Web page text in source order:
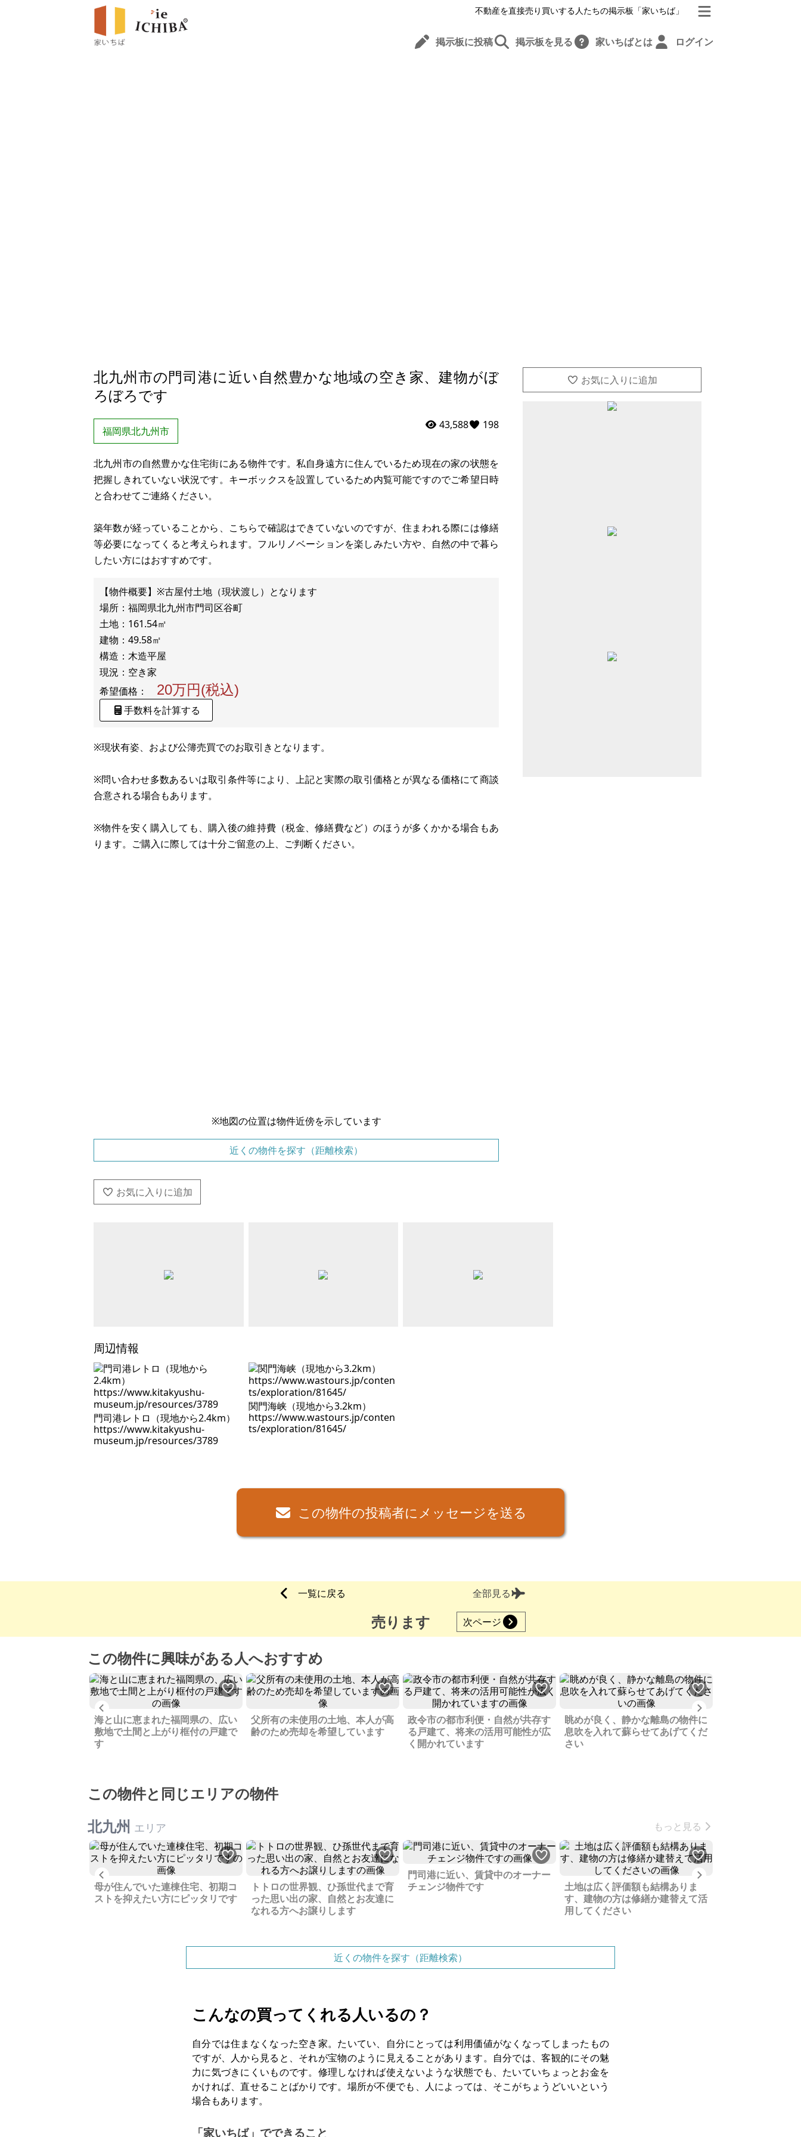
不動産を直接売り買いする人たちの掲示板「家いちば」
掲示板に投稿 掲示板を見る 家いちばとは ログイン
北九州市の門司港に近い自然豊かな地域の空き家、建物がぼ
ろぼろです
福岡県北九州市 43,588 198
北九州市の自然豊かな住宅街にある物件です。私自身遠方に住んでいるため現在の家の状態を
把握しきれていない状況です。キーボックスを設置しているため内覧可能ですのでご希望日時
と合わせてご連絡ください。
築年数が経っていることから、こちらで確認はできていないのですが、住まわれる際には修繕
等必要になってくると考えられます。フルリノベーションを楽しみたい方や、自然の中で暮ら
したい方にはおすすめです。
【物件概要】※古屋付土地（現状渡し）となります
場所：福岡県北九州市門司区谷町
土地：161.54㎡
建物：49.58㎡
構造：木造平屋
希望価格：
20万円(税込)
手数料を計算する
※現状有姿、および公簿売買でのお取引きとなります。
※問い合わせ多数あるいは取引条件等により、上記と実際の取引価格とが異なる価格にて商談
合意される場合もあります。
※物件を安く購入しても、購入後の維持費（税金、修繕費など）のほうが多くかかる場合もあ
ります。ご購入に際しては十分ご留意の上、ご判断ください。
※地図の位置は物件近傍を示しています
近くの物件を探す（距離検索）
周辺情報
門司港レトロ（現地から2.4km）
https://www.kitakyushu-
museum.jp/resources/3789
関門海峡（現地から3.2km）
https://www.wastours.jp/conten
ts/exploration/81645/
この物件の投稿者にメッセージを送る
一覧に戻る 全部見る
売ります 次ページ
この物件に興味がある人へおすすめ
海と山に恵まれた福岡県の、広い
敷地で土間と上がり框付の戸建で
す
父所有の未使用の土地、本人が高
齢のため売却を希望しています
政令市の都市利便・自然が共存す
る戸建て、将来の活用可能性が広
く開かれています
眺めが良く、静かな離島の物件に
息吹を入れて蘇らせてあげてくだ
さい
この物件と同じエリアの物件
北九州 エリア もっと見る
母が住んでいた連棟住宅、初期コ
ストを抑えたい方にピッタリです
トトロの世界観、ひ孫世代まで育
った思い出の家、自然とお友達に
なれる方へお譲りします
門司港に近い、賃貸中のオーナー
チェンジ物件です
土地は広く評価額も結構ありま
す、建物の方は修繕か建替えて活
用してください
近くの物件を探す（距離検索）
こんなの買ってくれる人いるの？
自分では住まなくなった空き家。たいてい、自分にとっては利用価値がなくなってしまったもの
ですが、人から見ると、それが宝物のように見えることがあります。自分では、客観的にその魅
力に気づきにくいものです。修理しなければ使えないような状態でも、たいていちょっとお金を
かければ、直せることばかりです。場所が不便でも、人によっては、そこがちょうどいいという
場合もあります。
「家いちば」でできること